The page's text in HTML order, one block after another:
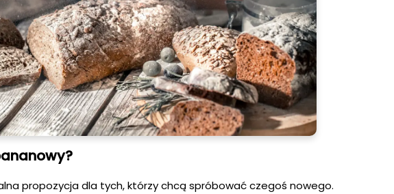
propozycja dla tych, którzy chcą spróbować czegoś nowego.